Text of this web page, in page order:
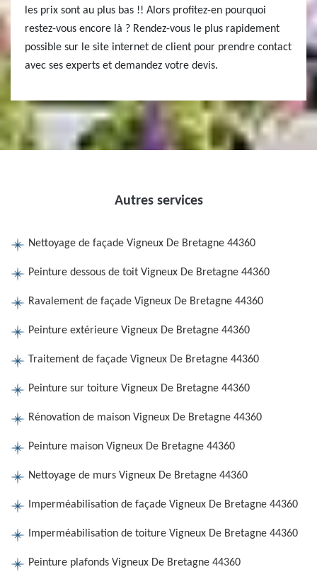
les prix sont au plus bas !! Alors profitez-en pourquoi
restez-vous encore là ? Rendez-vous le plus rapidement
possible sur le site internet de client pour prendre contact
avec ses experts et demandez votre devis.
Autres services
Nettoyage de façade Vigneux De Bretagne 44360
Peinture dessous de toit Vigneux De Bretagne 44360
Ravalement de façade Vigneux De Bretagne 44360
Peinture extérieure Vigneux De Bretagne 44360
Traitement de façade Vigneux De Bretagne 44360
Peinture sur toiture Vigneux De Bretagne 44360
Rénovation de maison Vigneux De Bretagne 44360
Peinture maison Vigneux De Bretagne 44360
Nettoyage de murs Vigneux De Bretagne 44360
Imperméabilisation de façade Vigneux De Bretagne 44360
Imperméabilisation de toiture Vigneux De Bretagne 44360
Peinture plafonds Vigneux De Bretagne 44360